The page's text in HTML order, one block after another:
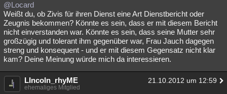
@Locard
Weißt du, ob Zivis für ihren Dienst eine Art Dienstbericht oder
Zeugnis bekommen? Könnte es sein, dass er mit diesem Bericht
nicht einverstanden war. Könnte es sein, dass seine Mutter sehr
großzügig und tolerant ihm gegenüber war, Frau Jauch dagegen
streng und konsequent - und er mit diesem Gegensatz nicht klar
kam? Deine Meinung würde mich da interessieren.
LIncoln_rhyME 21.10.2012 um 12:59
ehemaliges Mitglied